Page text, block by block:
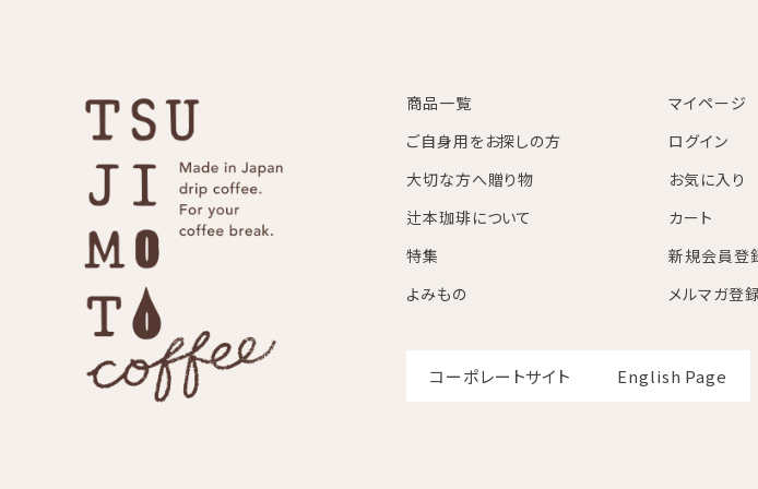
商品一覧
ご自身用をお探しの方
大切な方へ贈り物
辻本珈琲について
特集
よみもの
マイページ
ログイン
お気に入り
カート
新規会員登
メルマガ登
コーポレートサイト English Page